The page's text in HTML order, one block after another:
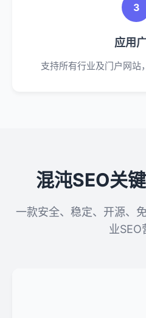
3
应用
支持所有行业及门户网站
混沌SEO关
一款安全、稳定、开源、
业SEO